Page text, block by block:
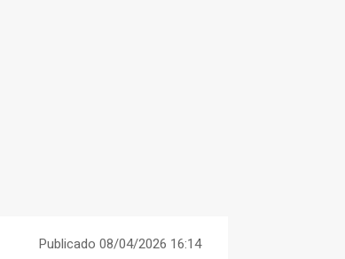
Publicado 08/04/2026 16:14